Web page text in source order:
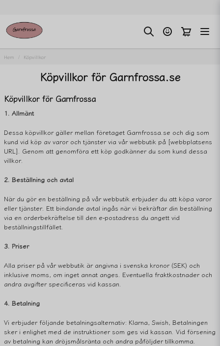
Hem Köpvillkor
Köpvillkor för Garnfrossa.se
Köpvillkor för Garnfrossa
1. Allmänt
Dessa köpvillkor gäller mellan företaget Garnfrossa.se och dig som
kund vid köp av varor och tjänster via vår webbutik på [webbplatsens
URL]. Genom att genomföra ett köp godkänner du som kund dessa
villkor.
2. Beställning och avtal
När du gör en beställning på vår webbutik erbjuder du att köpa varor
eller tjänster. Ett bindande avtal ingås när vi bekräftar din beställning
via en orderbekräftelse till den e-postadress du angett vid
beställningstillfället.
3. Priser
Alla priser på vår webbutik är angivna i svenska kronor (SEK) och
inklusive moms, om inget annat anges. Eventuella fraktkostnader och
andra avgifter specificeras vid kassan.
4. Betalning
Vi erbjuder följande betalningsalternativ: Klarna, Swish, Betalningen
sker i enlighet med de instruktioner som ges vid kassan. Vid försening
av betalning kan dröjsmålsränta och andra påföljder tillkomma.